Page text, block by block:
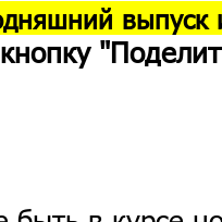
выпуск